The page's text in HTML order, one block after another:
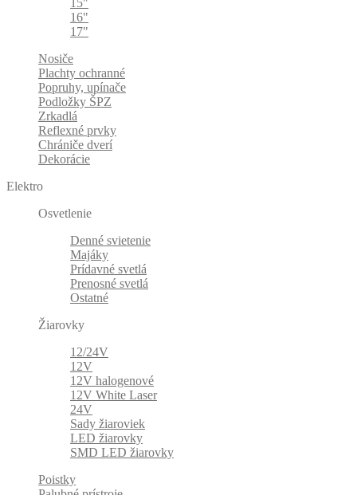
15"
16"
17"
Nosiče
Plachty ochranné
Popruhy, upínače
Podložky ŠPZ
Zrkadlá
Reflexné prvky
Chrániče dverí
Dekorácie
Elektro
Osvetlenie
Denné svietenie
Majáky
Prídavné svetlá
Prenosné svetlá
Ostatné
Žiarovky
12/24V
12V
12V halogenové
12V White Laser
24V
Sady žiaroviek
LED žiarovky
SMD LED žiarovky
Poistky